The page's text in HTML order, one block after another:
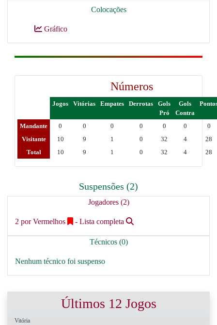
Colocações
Gráfico
Números
Jogos Vitórias Empates Derrotas
Gols
Pró
Gols
Contra
Mandante 0 0 0 0 0 0
0
Visitante
10 9 1 0 32 4
28
Total
10 9 1 0 32 4 28
Suspensões (2)
Jogadores (2)
2 por Vermelhos - Lista completa
Técnicos (0)
Nenhum técnico foi suspenso
Últimos 12 Jogos
Vitória